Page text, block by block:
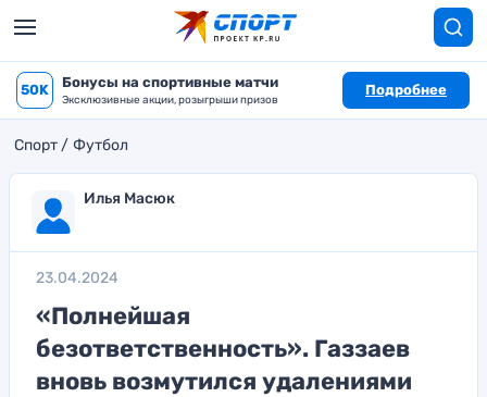
50K Бонусы на спортивные матчи
Эксклюзивные акции, розыгрыши призов
Подробнее
Спорт Футбол
Илья Масюк
23.04.2024
«Полнейшая
безответственность». Газзаев
вновь возмутился удалениями